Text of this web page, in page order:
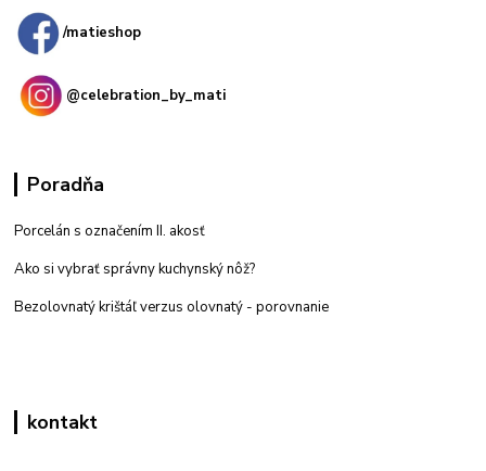
/matieshop
@celebration_by_mati
Poradňa
Porcelán s označením II. akosť
Ako si vybrať správny kuchynský nôž?
Bezolovnatý krištáľ verzus olovnatý - porovnanie
kontakt